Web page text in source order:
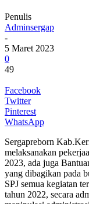
Penulis
Adminsergap
-
5 Maret 2023
0
49
Facebook
Twitter
Pinterest
WhatsApp
Sergapreborn
melaksanakan
2023, ada juga
yang dibagikan pada
SPJ semua kegiatan
tahun 2022, secara